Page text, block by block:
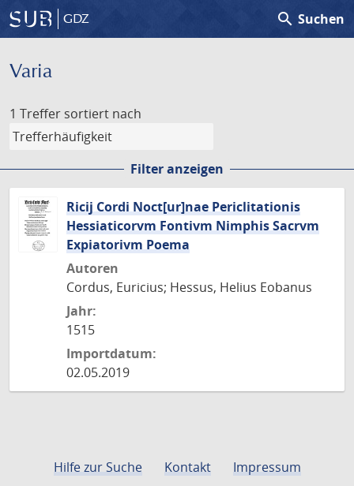
GDZ search Suchen
Varia
1 Treffer sortiert nach
Filter anzeigen
Ricij Cordi Noct[ur]nae Periclitationis
Hessiaticorvm Fontivm Nimphis Sacrvm
Expiatorivm Poema
Autoren
Cordus, Euricius; Hessus, Helius Eobanus
Jahr:
1515
Importdatum:
02.05.2019
Hilfe zur Suche Kontakt
Impressum